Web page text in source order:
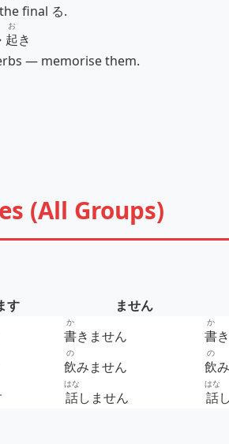
final る.
起
お
き
— memorise them.
(All Groups)
す ません
書
か
きません 書
か
飲
の
みません 飲
の
話
はな
しません 話
はな